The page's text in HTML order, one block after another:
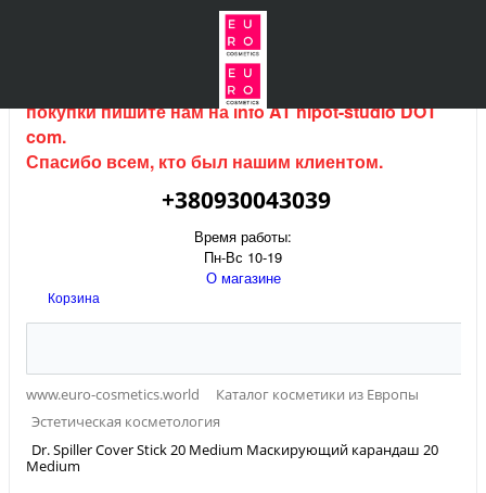
Интернет магазин (данный сайт) продается, для
покупки пишите нам наinfo AT hipot-studio DOT
com.
Спасибо всем, кто был нашим клиентом.
+380930043039
Время работы:
Пн-Вс 10-19
О магазине
Корзина
www.euro-cosmetics.world
Каталог косметики из Европы
Эстетическая косметология
Dr. Spiller Cover Stick 20 Medium Маскирующий карандаш 20
Medium